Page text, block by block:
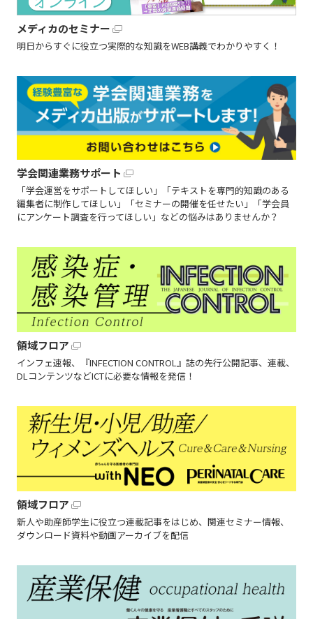
メディカのセミナー
明日からすぐに役立つ実際的な知識をWEB講義でわかりやすく！
学会関連業務サポート
「学会運営をサポートしてほしい」「テキストを専門的知識のある
編集者に制作してほしい」「セミナーの開催を任せたい」「学会員
にアンケート調査を行ってほしい」などの悩みはありませんか？
領域フロア
インフェ速報、『INFECTION CONTROL』誌の先行公開記事、連載、
DLコンテンツなどICTに必要な情報を発信！
領域フロア
新人や助産師学生に役立つ連載記事をはじめ、関連セミナー情報、
ダウンロード資料や動画アーカイブを配信